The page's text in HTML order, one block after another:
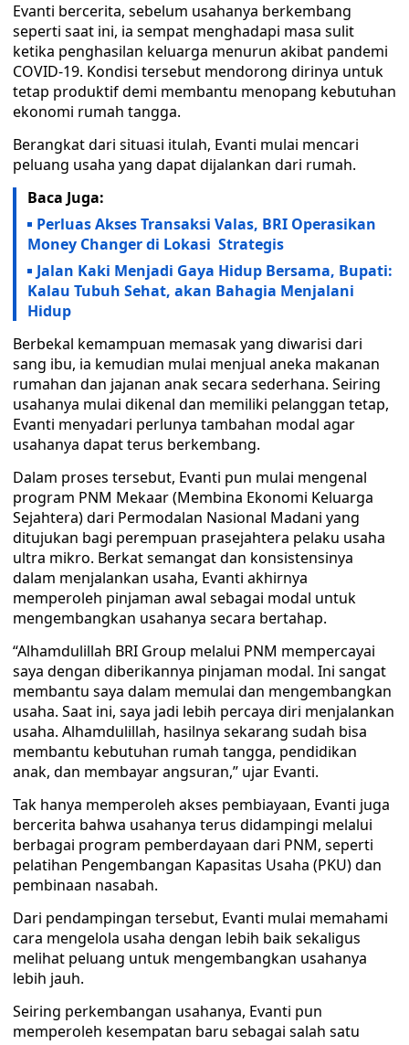
Evanti bercerita, sebelum usahanya berkembang
seperti saat ini, ia sempat menghadapi masa sulit
ketika penghasilan keluarga menurun akibat pandemi
COVID-19. Kondisi tersebut mendorong dirinya untuk
tetap produktif demi membantu menopang kebutuhan
ekonomi rumah tangga.
Berangkat dari situasi itulah, Evanti mulai mencari
peluang usaha yang dapat dijalankan dari rumah.
Baca Juga:
Perluas Akses Transaksi Valas, BRI Operasikan
Money Changer di Lokasi Strategis
Jalan Kaki Menjadi Gaya Hidup Bersama, Bupati:
Kalau Tubuh Sehat, akan Bahagia Menjalani
Hidup
Berbekal kemampuan memasak yang diwarisi dari
sang ibu, ia kemudian mulai menjual aneka makanan
rumahan dan jajanan anak secara sederhana. Seiring
usahanya mulai dikenal dan memiliki pelanggan tetap,
Evanti menyadari perlunya tambahan modal agar
usahanya dapat terus berkembang.
Dalam proses tersebut, Evanti pun mulai mengenal
program PNM Mekaar (Membina Ekonomi Keluarga
Sejahtera) dari Permodalan Nasional Madani yang
ditujukan bagi perempuan prasejahtera pelaku usaha
ultra mikro. Berkat semangat dan konsistensinya
dalam menjalankan usaha, Evanti akhirnya
memperoleh pinjaman awal sebagai modal untuk
mengembangkan usahanya secara bertahap.
“Alhamdulillah BRI Group melalui PNM mempercayai
saya dengan diberikannya pinjaman modal. Ini sangat
membantu saya dalam memulai dan mengembangkan
usaha. Saat ini, saya jadi lebih percaya diri menjalankan
usaha. Alhamdulillah, hasilnya sekarang sudah bisa
membantu kebutuhan rumah tangga, pendidikan
anak, dan membayar angsuran,” ujar Evanti.
Tak hanya memperoleh akses pembiayaan, Evanti juga
bercerita bahwa usahanya terus didampingi melalui
berbagai program pemberdayaan dari PNM, seperti
pelatihan Pengembangan Kapasitas Usaha (PKU) dan
pembinaan nasabah.
Dari pendampingan tersebut, Evanti mulai memahami
cara mengelola usaha dengan lebih baik sekaligus
melihat peluang untuk mengembangkan usahanya
lebih jauh.
Seiring perkembangan usahanya, Evanti pun
memperoleh kesempatan baru sebagai salah satu